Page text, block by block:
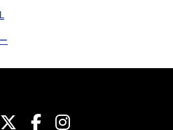
ニッカホーム公式
ニッカホーム公
ニッカホー